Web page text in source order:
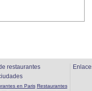
restaurantes
en Paris Restaurantes